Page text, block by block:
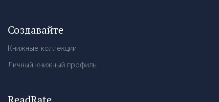
Создавайте
Книжные коллекции
Личный книжный профиль